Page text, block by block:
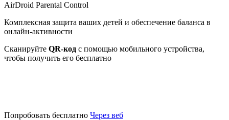
AirDroid Parental Control
Комплексная защита ваших детей и обеспечение баланса в
онлайн-активности
Сканируйте QR-код с помощью мобильного устройства,
чтобы получить его бесплатно
Попробовать бесплатно Через веб